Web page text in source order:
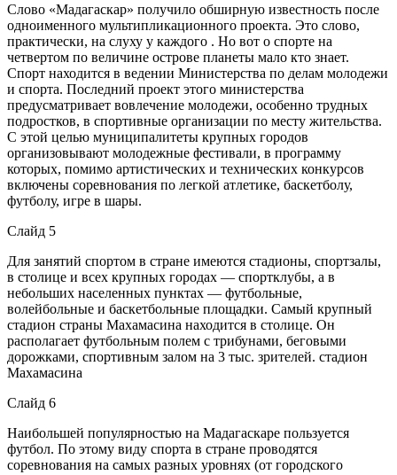
Слово «Мадагаскар» получило обширную известность после
одноименного мультипликационного проекта. Это слово,
практически, на слуху у каждого . Но вот о спорте на
четвертом по величине острове планеты мало кто знает.
Спорт находится в ведении Министерства по делам молодежи
и спорта. Последний проект этого министерства
предусматривает вовлечение молодежи, особенно трудных
подростков, в спортивные организации по месту жительства.
С этой целью муниципалитеты крупных городов
организовывают молодежные фестивали, в программу
которых, помимо артистических и технических конкурсов
включены соревнования по легкой атлетике, баскетболу,
футболу, игре в шары.
Слайд 5
Для занятий спортом в стране имеются стадионы, спортзалы,
в столице и всех крупных городах — спортклубы, а в
небольших населенных пунктах — футбольные,
волейбольные и баскетбольные площадки. Самый крупный
стадион страны Махамасина находится в столице. Он
располагает футбольным полем с трибунами, беговыми
дорожками, спортивным залом на 3 тыс. зрителей. стадион
Махамасина
Слайд 6
Наибольшей популярностью на Мадагаскаре пользуется
футбол. По этому виду спорта в стране проводятся
соревнования на самых разных уровнях (от городского